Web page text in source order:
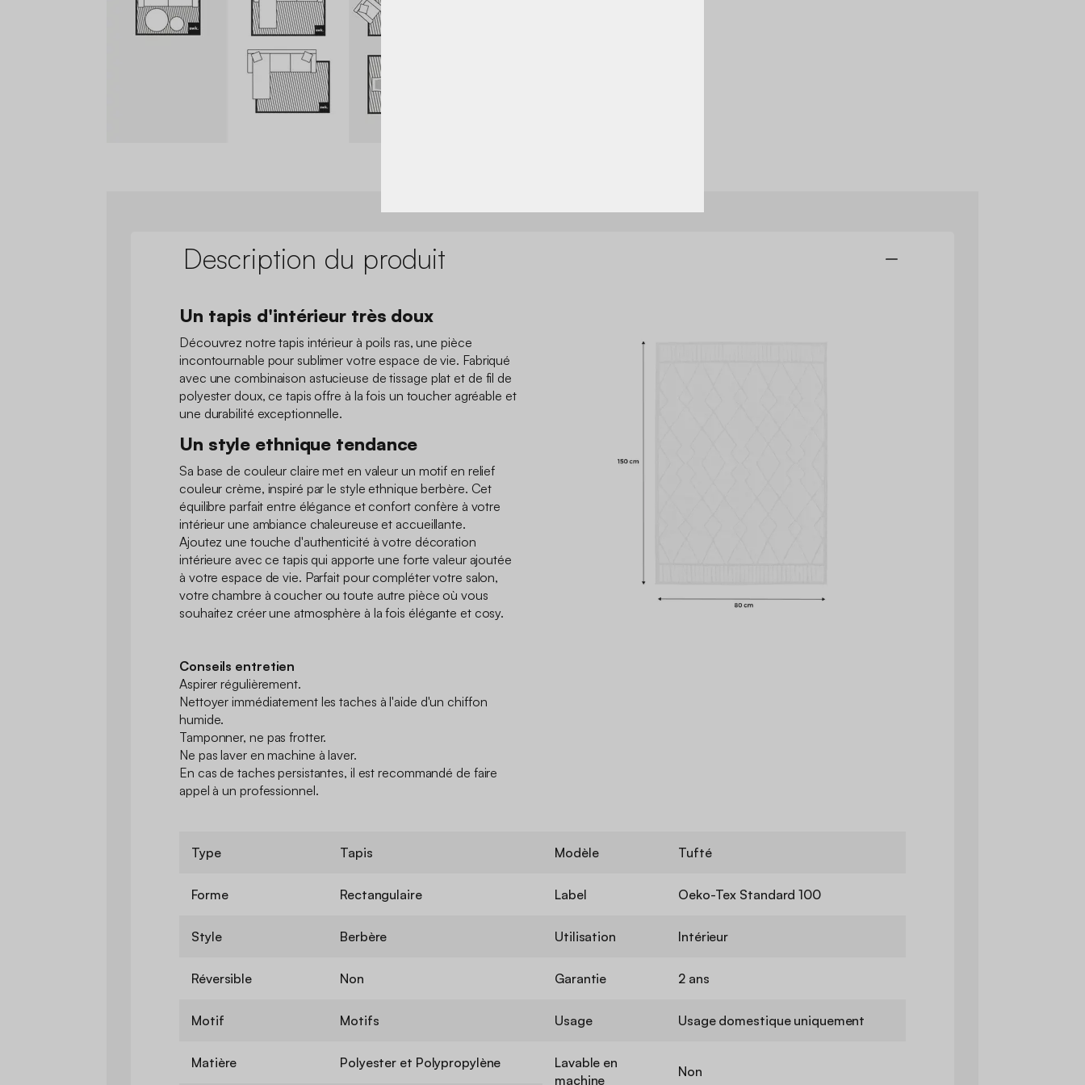
Description du produit
Un tapis d'intérieur très doux
Découvrez notre tapis intérieur à poils ras, une pièce
incontournable pour sublimer votre espace de vie. Fabriqué
avec une combinaison astucieuse de tissage plat et de fil de
polyester doux, ce tapis offre à la fois un toucher agréable et
une durabilité exceptionnelle.
Un style ethnique tendance
Sa base de couleur claire met en valeur un motif en relief
couleur crème, inspiré par le style ethnique berbère. Cet
équilibre parfait entre élégance et confort confère à votre
intérieur une ambiance chaleureuse et accueillante.
Ajoutez une touche d'authenticité à votre décoration
intérieure avec ce tapis qui apporte une forte valeur ajoutée
à votre espace de vie. Parfait pour compléter votre salon,
votre chambre à coucher ou toute autre pièce où vous
souhaitez créer une atmosphère à la fois élégante et cosy.
Conseils entretien
Aspirer régulièrement.
Nettoyer immédiatement les taches à l'aide d'un chiffon
humide.
Tamponner, ne pas frotter.
Ne pas laver en machine à laver.
En cas de taches persistantes, il est recommandé de faire
appel à un professionnel.
Type Tapis
Forme Rectangulaire
Style Berbère
Réversible Non
Motif Motifs
Matière Polyester et Polypropylène
Modèle Tufté
Label Oeko-Tex Standard 100
Utilisation Intérieur
Garantie 2 ans
Usage Usage domestique uniquement
Lavable en
machine
Non